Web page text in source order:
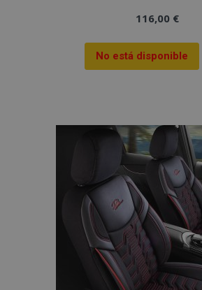
116,00 €
No está disponible